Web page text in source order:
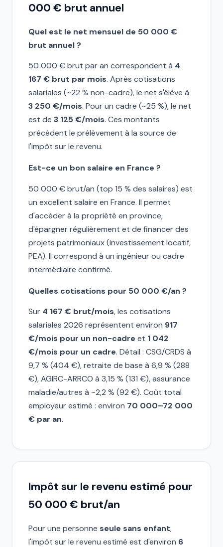
000 € brut annuel
Quel est le net mensuel de 50 000 €
brut annuel ?
50 000 € brut par an correspondent à 4
167 € brut par mois. Après cotisations
salariales (~22 % non-cadre), le net s'élève à
3 250 €/mois. Pour un cadre (~25 %), le net
est de 3 125 €/mois. Ces montants
précèdent le prélèvement à la source de
l'impôt sur le revenu.
Est-ce un bon salaire en France ?
50 000 € brut/an (top 15 % des salaires) est
un excellent salaire en France. Il permet
d'accéder à la propriété en province,
d'épargner régulièrement et de financer des
projets patrimoniaux (investissement locatif,
PEA). Il correspond à un ingénieur ou cadre
intermédiaire confirmé.
Quelles cotisations pour 50 000 €/an ?
Sur 4 167 € brut/mois, les cotisations
salariales 2026 représentent environ 917
€/mois pour un non-cadre et 1 042
€/mois pour un cadre. Détail : CSG/CRDS à
9,7 % (404 €), retraite de base à 6,9 % (288
€), AGIRC-ARRCO à 3,15 % (131 €), assurance
maladie/autres à ~2,2 % (92 €). Coût total
employeur estimé : environ 70 000–72 000
€ par an.
Impôt sur le revenu estimé pour
50 000 € brut/an
Pour une personne seule sans enfant,
l'impôt sur le revenu estimé est d'environ 6